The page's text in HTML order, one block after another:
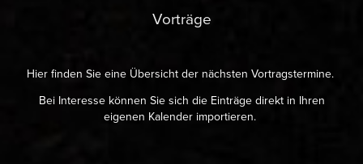
Vorträge
Hier finden Sie eine Übersicht der nächsten Vortragstermine.
Bei Interesse können Sie sich die Einträge direkt in Ihren
eigenen Kalender importieren. ​​​​​​​